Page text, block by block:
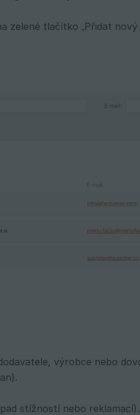
zelené tlačítko „Přidat nový
výrobce nebo
stížností nebo reklamací).